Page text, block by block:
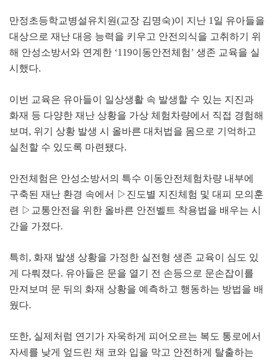
만정초등학교병설유치원(교장 김명숙)이 지난 1 일 유아들을
대상으로 재난 대응 능력을 키우고 안전의식을 고취하기 위
해 안성소방서와 연계한 ‘119이동안전체험’ 생존 교육을 실
시했다.
이번 교육은 유아들이 일상생활 속 발생할 수 있는 지진과
화재 등 다양한 재난 상황을 가상 체험차량에서 직접 경험해
보며 , 위기 상황 발생 시 올바른 대처법을 몸으로 기억하고
실천할 수 있도록 마련됐다.
안전체험은 안성소방서의 특수 이동안전체험차량 내부에
구축된 재난 환경 속에서 ▷ 진도별 지진체험 및 대피 모의훈
련 ▷ 교통안전을 위한 올바른 안전벨트 착용법을 배우는 시
간을 가졌다.
특히 , 화재 발생 상황을 가정한 실전형 생존 교육이 심도 있
게 다뤄졌다. 유아들은 문을 열기 전 손등으로 문손잡이를
만져보며 문 뒤의 화재 상황을 예측하고 행동하는 방법을 배
웠다.
또한, 실제처럼 연기가 자욱하게 피어오르는 복도 통로에서
자세를 낮게 엎드린 채 코와 입을 막고 안전하게 탈출하는